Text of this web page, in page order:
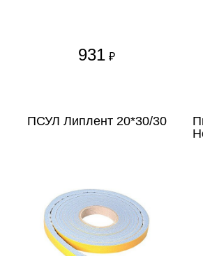
931 ₽
ПСУЛ Липлент 20*30/30